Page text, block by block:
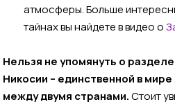
атмосферы. Больше
тайнах вы найдете в видео о
Нельзя не упомянуть о
Никосии – единственной в
между двумя странами.Стоит